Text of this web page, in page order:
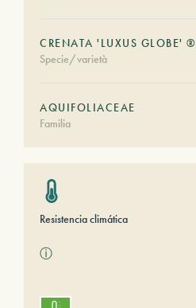
CRENATA 'LUXUS GLOBE' ®
Specie/varietà
AQUIFOLIACEAE
Familia
Resistencia climática
ⓘ